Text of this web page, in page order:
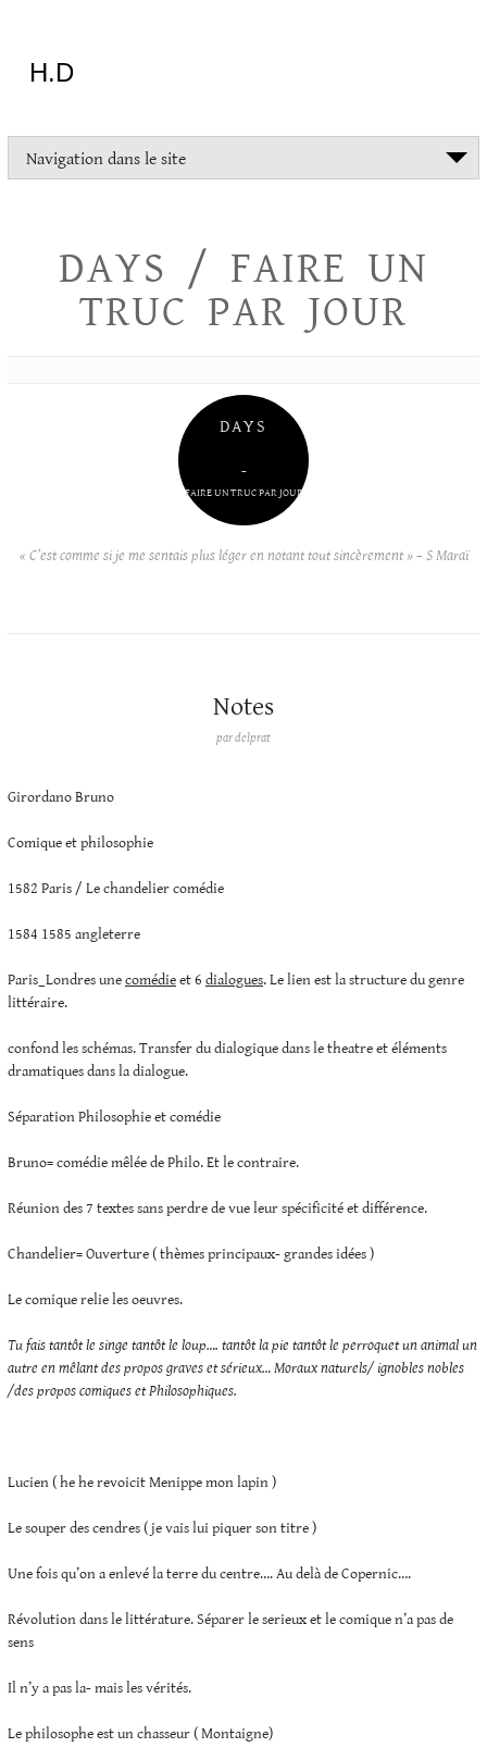
H.D
Navigation dans le site
DAYS / FAIRE UN
TRUC PAR JOUR
DAYS
–
FAIRE UN TRUC PAR JOUR
« C’est comme si je me sentais plus léger en notant tout sincèrement » – S Maraï
Notes
pardelprat
Girordano Bruno
Comique et philosophie
1582 Paris / Le chandelier comédie
1584 1585 angleterre
Paris_Londres unecomédieet 6 dialogues. Le lien est la structure du genre
littéraire.
confond les schémas. Transfer du dialogique dans le theatre et éléments
dramatiques dans la dialogue.
Séparation Philosophie et comédie
Bruno= comédie mêlée de Philo. Et le contraire.
Réunion des 7 textes sans perdre de vue leur spécificité et différence.
Chandelier= Ouverture ( thèmes principaux- grandes idées )
Le comique relie les oeuvres.
Tu fais tantôt le singe tantôt le loup…. tantôt la pie tantôt le perroquet un animal un
autre en mêlant des propos graves et sérieux… Moraux naturels/ ignobles nobles
/des propos comiques et Philosophiques.
Lucien ( he he revoicit Menippe mon lapin )
Le souper des cendres ( je vais lui piquer son titre )
Une fois qu’on a enlevé la terre du centre…. Au delà de Copernic….
Révolution dans le littérature. Séparer le serieux et le comique n’a pas de
sens
Il n’y a pas la- mais les vérités.
Le philosophe est un chasseur ( Montaigne)